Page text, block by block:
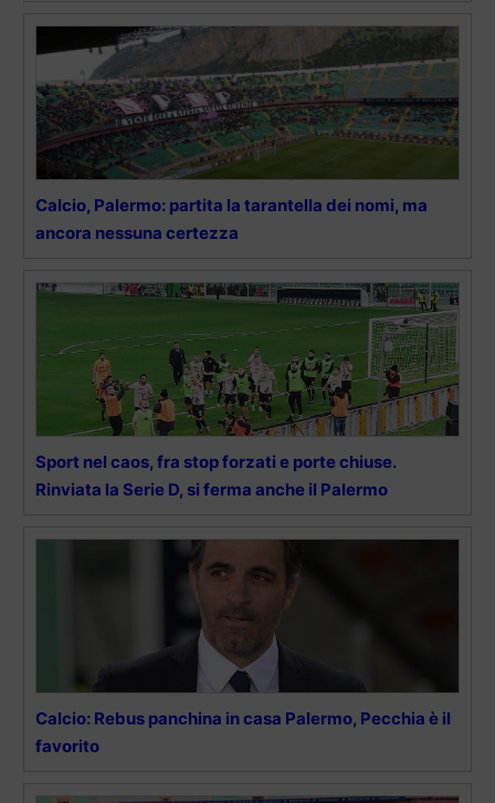
Calcio, Palermo: partita la tarantella dei nomi, ma
ancora nessuna certezza
Sport nel caos, fra stop forzati e porte chiuse.
Rinviata la Serie D, si ferma anche il Palermo
Calcio: Rebus panchina in casa Palermo, Pecchia è il
favorito